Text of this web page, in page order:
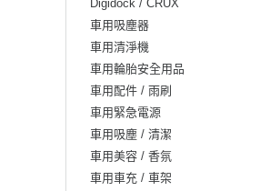
Digidock / CRUX
車用吸塵器
車用清淨機
車用輪胎安全用品
車用配件 / 雨刷
車用緊急電源
車用吸塵 / 清潔
車用美容 / 香氛
車用車充 / 車架